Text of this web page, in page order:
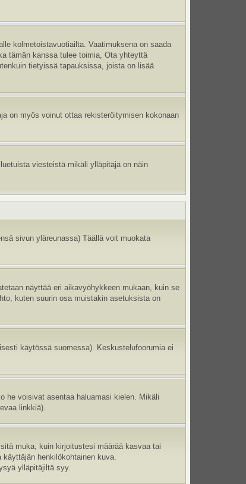
kolmetoistavuotiailta. Vaatimuksena on saada
tämän kanssa tulee toimia, Ota yhteyttä
tietyissä tapauksissa, joista on lisää
on myös voinut ottaa rekisteröitymisen kokonaan
viesteistä mikäli ylläpitäjä on näin
sivun yläreunassa) Täällä voit muokata
näyttää eri aikavyöhykkeen mukaan, kuin se
kuten suurin osa muistakin asetuksista on
käytössä suomessa). Keskustelufoorumia ei
he voisivat asentaa haluamasi kielen. Mikäli
linkkiä).
muka, kuin kirjoitustesi määrää kasvaa tai
henkilökohtainen kuva.
ylläpitäjiltä syy.